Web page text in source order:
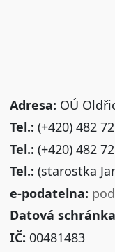
Adresa: OÚ
Tel.: (+420) 482
Tel.: (+420) 482
Tel.: (starostka
e-podatelna:
Datová
IČ: 00481483